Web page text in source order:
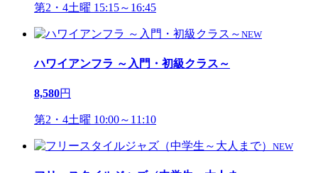
第2・4土曜 15:15～16:45
NEW
ハワイアンフラ ～入門・初級クラス～
8,580円
第2・4土曜 10:00～11:10
NEW